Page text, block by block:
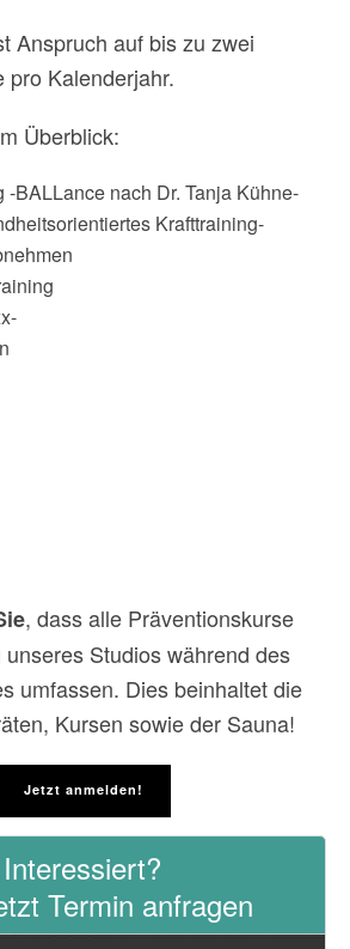
Anspruch auf bis zu zwei
pro Kalenderjahr.
Überblick:
-BALLance nach Dr. Tanja Kühne-
Krafttraining-
, dass alle Präventionskurse
Studios während des
umfassen. Dies beinhaltet die
Kursen sowie der Sauna!
Jetzt anmelden!
Interessiert?
Termin anfragen